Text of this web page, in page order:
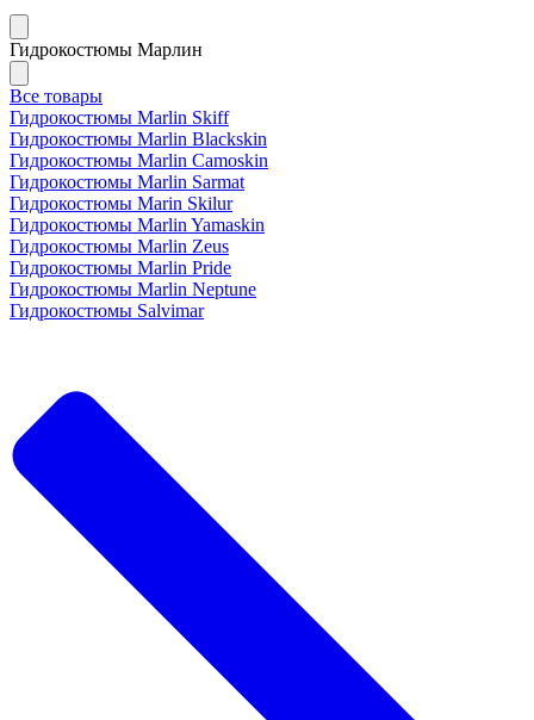
Гидрокостюмы Марлин
Все товары
Гидрокостюмы Marlin Skiff
Гидрокостюмы Marlin Blackskin
Гидрокостюмы Marlin Camoskin
Гидрокостюмы Marlin Sarmat
Гидрокостюмы Marin Skilur
Гидрокостюмы Marlin Yamaskin
Гидрокостюмы Marlin Zeus
Гидрокостюмы Marlin Pride
Гидрокостюмы Marlin Neptune
Гидрокостюмы Salvimar